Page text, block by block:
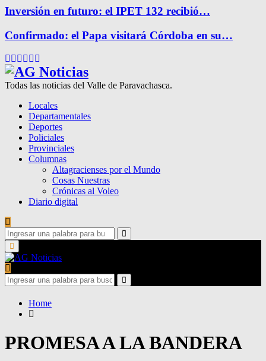
Inversión en futuro: el IPET 132 recibió…
Confirmado: el Papa visitará Córdoba en su…
Facebook
Twitter
Instagram
Pinterest
Google
Todas las noticias del Valle de Paravachasca.
Locales
Departamentales
Deportes
Policiales
Provinciales
Columnas
Altagracienses por el Mundo
Cosas Nuestras
Crónicas al Voleo
Diario digital
Search
for:
Search
Primary
Menu
Search
for:
Search
Home
PROMESA A LA BANDERA